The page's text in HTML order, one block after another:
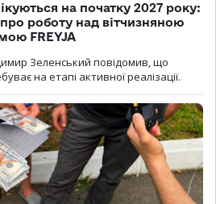
на початку 2027 року:
роботу над вітчизняною
FREYJA
Зеленський повідомив, що
на етапі активної реалізації.